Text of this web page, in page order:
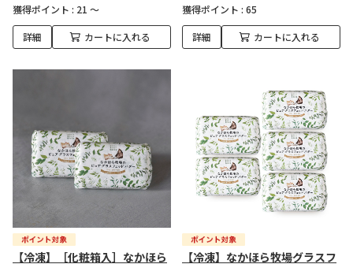
獲得ポイント : 21 ～
詳細 カートに入れる
獲得ポイント : 65
詳細 カートに入れる
【冷凍】［化粧箱入］なかほら
【冷凍】なかほら牧場グラスフ